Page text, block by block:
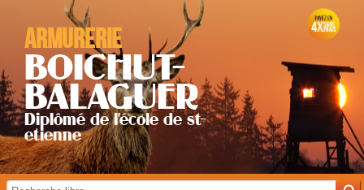
Armurerie
BOICHUT-
BALAGUER
Diplômé de l'école de st-
etienne